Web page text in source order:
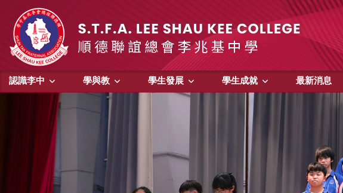
認識李中 學與教 學生發展 學生成就 最新消息